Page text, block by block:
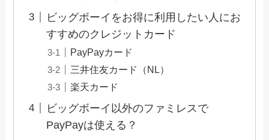
ビッグボーイをお得に利用したい人にお
すすめのクレジットカード
PayPayカード
三井住友カード（NL）
楽天カード
ビッグボーイ以外のファミレスで
PayPayは使える？